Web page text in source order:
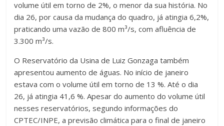
volume útil em torno de 2%, o menor da sua história. No
dia 26, por causa da mudança do quadro, já atingia 6,2%,
praticando uma vazão de 800 m³/s, com afluência de
3.300 m³/s.
O Reservatório da Usina de Luiz Gonzaga também
apresentou aumento de águas. No início de janeiro
estava com o volume útil em torno de 13 %. Até o dia
26, já atingia 41,6 %. Apesar do aumento do volume útil
nesses reservatórios, segundo informações do
CPTEC/INPE, a previsão climática para o final de janeiro